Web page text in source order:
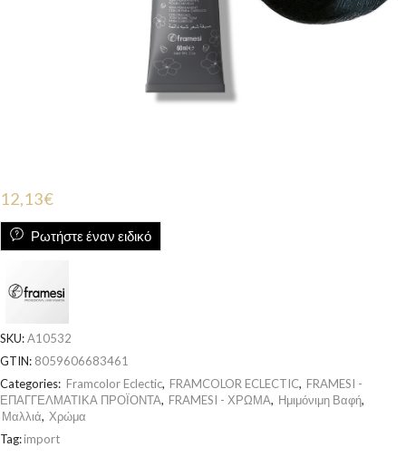
12,13€
Ρωτήστε έναν ειδικό
SKU:A10532
GTIN: 8059606683461
Categories: Framcolor Eclectic, FRAMCOLOR ECLECTIC, FRAMESI -
ΕΠΑΓΓΕΛΜΑΤΙΚΑ ΠΡΟΪΟΝΤΑ, FRAMESI - ΧΡΩΜΑ, Ημιμόνιμη Βαφή,
Μαλλιά, Χρώμα
Tag:import